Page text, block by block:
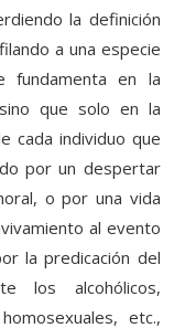
la definición
a una especie
fundamenta en la
que solo en la
cada individuo que
por un despertar
o por una vida
al evento
la predicación del
los alcohólicos,
etc.,